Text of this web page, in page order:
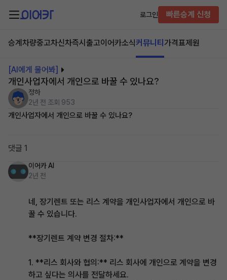
로그인 빠른승계 신청
승계차량중고차신차즉시출고이어카소식커뮤니티 가격표제원
[AI에게 물어봐]
개인사업자에서 개인으로 바꿀 수 있나요?
정하
2년 전 조회 953
개인사업자에서 개인으로 바꿀 수 있나요?
댓글 1
이어카 AI
2년 전
네, 장기렌트 또는 리스 계약을 개인사업자에서 개인으로 바
꿀 수 있습니다.
**장기렌트 계약 변경 절차:**
1. **리스 회사와 협의:** 리스 회사에 개인으로 계약을 변경
하고 싶다는 의사를 전달하세요.